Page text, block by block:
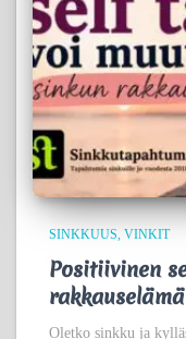
SINKKUUS VINKIT
Positiivinen
Oletko sinkku ja